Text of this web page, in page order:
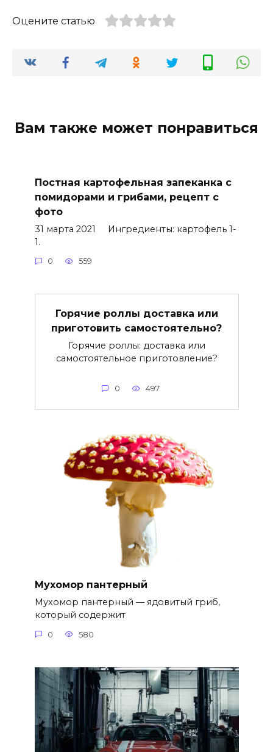
Оцените статью
Вам также может понравиться
Постная картофельная запеканка с
помидорами и грибами, рецепт с
фото
31 марта 2021 Ингредиенты: картофель 1-
1.
0 559
Горячие роллы доставка или
приготовить самостоятельно?
Горячие роллы: доставка или
самостоятельное приготовление?
0 497
Мухомор пантерный
Мухомор пантерный — ядовитый гриб,
который содержит
0 580